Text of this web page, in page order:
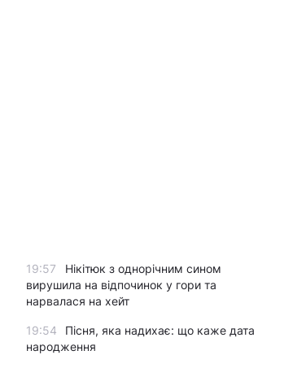
19:57
Нікітюк з однорічним сином
вирушила на відпочинок у гори та
нарвалася на хейт
19:54
Пісня, яка надихає: що каже дата
народження